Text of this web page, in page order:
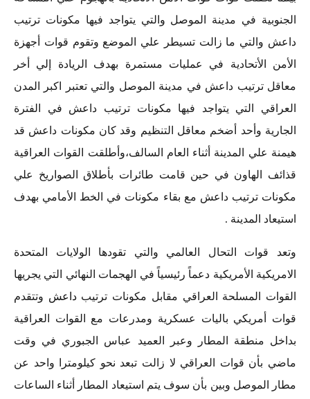
الجنوبية في مدينة الموصل والتي يتواجد فيها مكونات ترتيب
داعش والتي ما زالت تسيطر علي الموضع وتقوم قوات أجهزة
الأمن الأتحادية في عمليات مستمرة بهدف الريادة إلي أخر
معاقل ترتيب داعش في مدينة الموصل والتي تعتبر اكبر المدن
العراقي التي يتواجد فيها مكونات ترتيب داعش في الفترة
الجارية وأحد أضخم معاقل التنظيم وقد كان مكونات داعش قد
هيمنة علي المدينة أثناء العام السالف،وأطلقت القوات العراقية
قذائف الهاون في حين قامت طائرات بأطلاق الصواريخ علي
مكونات ترتيب داعش مع بقاء مكونات في الخط الأمامي بهدف
استيعاد المدينة .
وتعد قوات التحال العالمي والتي تقودها الولايات المتحدة
الامريكية الأمريكية دعماً رئيسياً في الهجمات النهائي التي يجريها
القوات المسلحة العراقي مقابل مكونات ترتيبداعش وتتقدم
قوات أمريكي باليات عسكرية ومدرعات مع القوات العراقية
بداخل منطقة المطار وعبر العميد عباس الجبوري في وقت
ماضي بأن قوات العراقي لا زالت تبعد نحو كيلومترا واحد عن
مطار الموصل وبين بأن سوف يتم استيعاد المطار أثناء الساعات